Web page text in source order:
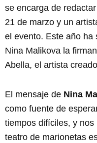
se encarga de
21 de marzo y un
el evento. Este año ha
Nina Malikova la
Abella, el artista
El mensaje de Nina
como fuente de
tiempos difíciles, y nos
teatro de marionetas